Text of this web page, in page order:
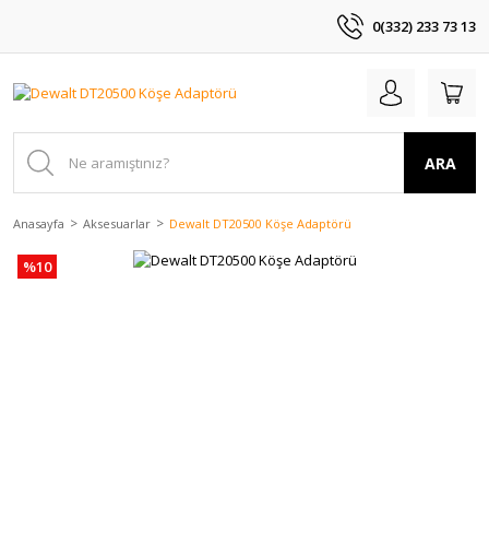
0(332) 233 73 13
ARA
Anasayfa Aksesuarlar Dewalt DT20500 Köşe Adaptörü
%10